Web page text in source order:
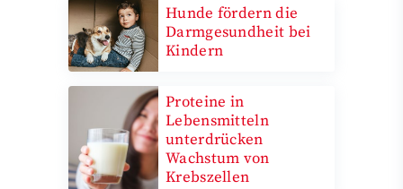
Hunde fördern die
Darmgesundheit bei
Kindern
Proteine in
Lebensmitteln
unterdrücken
Wachstum von
Krebszellen